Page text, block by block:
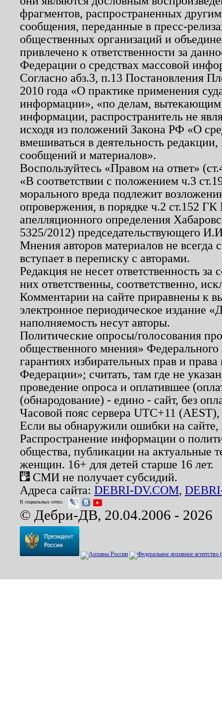
фрагментов, распространенных
сообщения, переданные в пресс-
общественных организаций и
привлечено к ответственности за
Федерации о средствах массовой
Согласно абз.3, п.13 Постановления
2010 года «О практике применения
информации», «по делам, вытекающим
информации, распространитель не
исходя из положений Закона РФ «О
вмешиваться в деятельность
сообщений и материалов».
Воспользуйтесь «Правом на ответ»
«В соответствии с положением ч.3
морального вреда подлежит
опровержения, в порядке ч.2 ст.152
апелляционного определения
5325/2012) председательствующего
Мнения авторов материалов не
вступает в переписку с авторами.
Редакция не несет ответственность
них ответственны, соответственно,
Комментарии на сайте приравнены к
электронное периодическое издание
наполняемость несут авторы.
Политические опросы/голосования
общественного мнения»
гарантиях избирательных прав и
Федерации»; считать, там где не
проведение опроса и оплатившее
(обнародование) - едино - сайт, без
Часовой пояс сервера UTC+11
Если вы обнаружили ошибки на
Распространение информации о
общества, публикации на актуальные
женщин. 16+ для детей старше 16 лет.
СМИ не получает субсидий.
Адреса сайта: DEBRI-DV.COM,
В социальных сетях:
© Дебри-ДВ, 20.04.2006 - 2026